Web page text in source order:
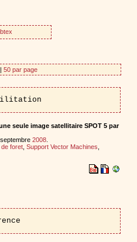
| 50 par page
seule image satellitaire SPOT 5 par
2008.
foret, Support Vector Machines